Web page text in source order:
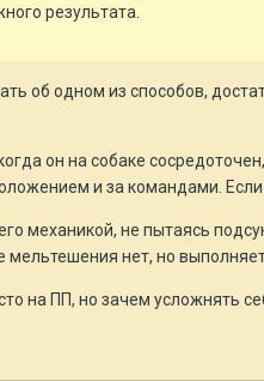
результата.
об одном из способов,
он на собаке
и за командами.
механикой, не пытаясь
нет, но
на ПП, но зачем усложнять